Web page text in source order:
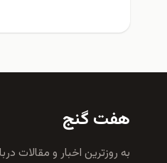
هفت گنج
به روزترين اخبار و مقالات